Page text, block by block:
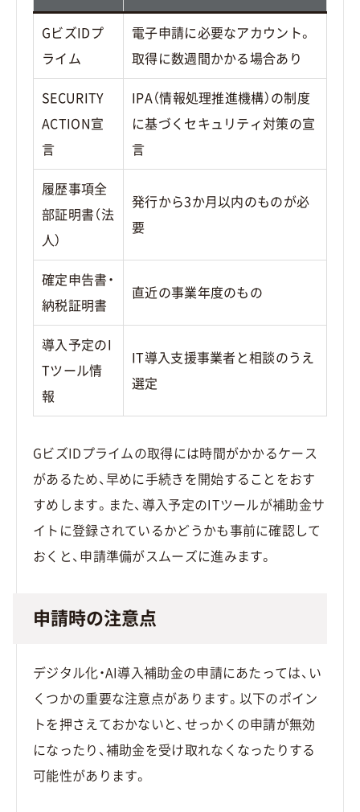
GビズIDプ
ライム
電子申請に必要なアカウント。
取得に数週間かかる場合あり
SECURITY
ACTION宣
言
IPA（情報処理推進機構）の制度
に基づくセキュリティ対策の宣
言
履歴事項全
部証明書（法
人）
発行から3か月以内のものが必
要
確定申告書・
納税証明書
直近の事業年度のもの
導入予定のI
Tツール情
報
IT導入支援事業者と相談のうえ
選定
GビズIDプライムの取得には時間がかかるケース
があるため、早めに手続きを開始することをおす
すめします。また、導入予定のITツールが補助金サ
イトに登録されているかどうかも事前に確認して
おくと、申請準備がスムーズに進みます。
申請時の注意点
デジタル化・AI導入補助金の申請にあたっては、い
くつかの重要な注意点があります。以下のポイン
トを押さえておかないと、せっかくの申請が無効
になったり、補助金を受け取れなくなったりする
可能性があります。